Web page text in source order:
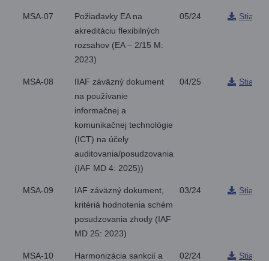
MSA-07
Požiadavky EA na
akreditáciu flexibilných
rozsahov (EA – 2/15 M:
2023)
05/24
MSA-08
IIAF záväzný dokument
na používanie
informačnej a
komunikačnej technológie
(ICT) na účely
auditovania/posudzovania
(IAF MD 4: 2025))
04/25
MSA-09
IAF záväzný dokument,
kritériá hodnotenia schém
posudzovania zhody (IAF
MD 25: 2023)
03/24
MSA-10
Harmonizácia sankcií a
02/24